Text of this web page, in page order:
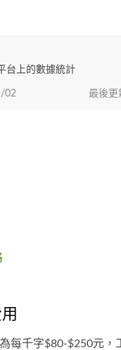
台上的數據統計
最後更
02
每千字$80-$250元，